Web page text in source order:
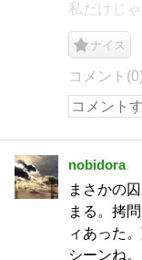
私だけじ
ナイス
コメント(0)
nobidora
まさかの
まる。拷
ィあった
シーンね